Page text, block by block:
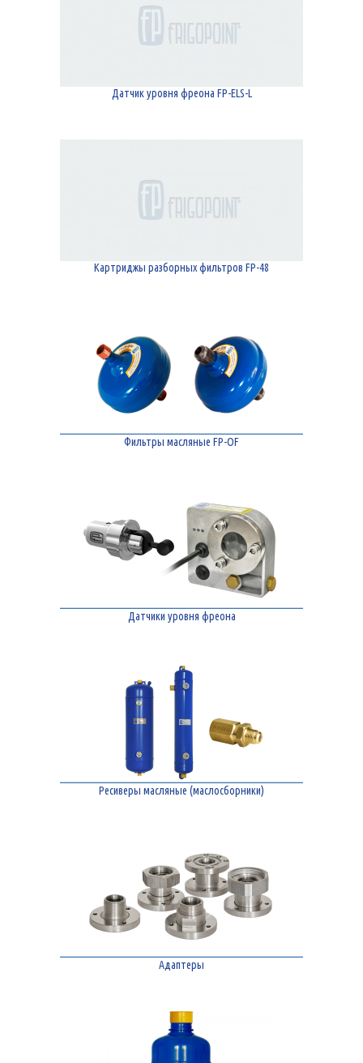
Датчик уровня фреона FP-ELS-L
Картриджы разборных фильтров FP-48
Фильтры масляные FP-OF
Датчики уровня фреона
Ресиверы масляные (маслосборники)
Адаптеры